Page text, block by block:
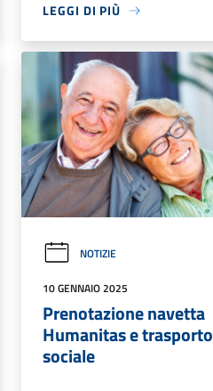
LEGGI DI PIÙ
NOTIZIE
10 GENNAIO 2025
Prenotazione navetta
Humanitas e trasporto
sociale